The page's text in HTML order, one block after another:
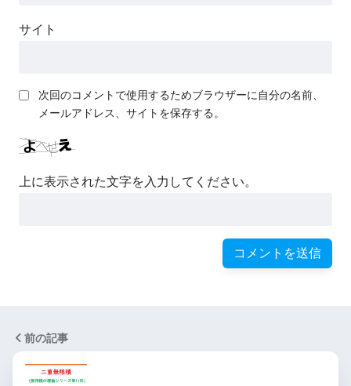
サイト
次回のコメントで使用するためブラウザーに自分の名前、
メールアドレス、サイトを保存する。
上に表示された文字を入力してください。
前の記事